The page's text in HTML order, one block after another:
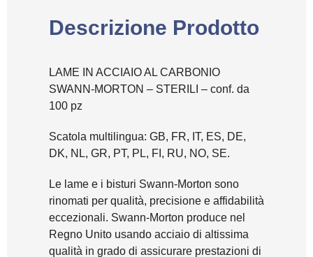
Descrizione Prodotto
LAME IN ACCIAIO AL CARBONIO
SWANN-MORTON – STERILI – conf. da
100 pz
Scatola multilingua: GB, FR, IT, ES, DE,
DK, NL, GR, PT, PL, FI, RU, NO, SE.
Le lame e i bisturi Swann-Morton sono
rinomati per qualità, precisione e affidabilità
eccezionali. Swann-Morton produce nel
Regno Unito usando acciaio di altissima
qualità in grado di assicurare prestazioni di